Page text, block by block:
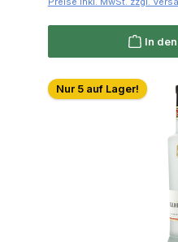
In
Nur 5 auf Lager!